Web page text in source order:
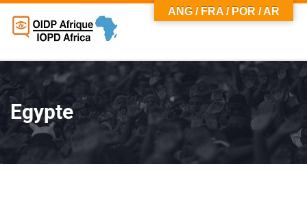
Egypte
ANG / FRA / POR / AR